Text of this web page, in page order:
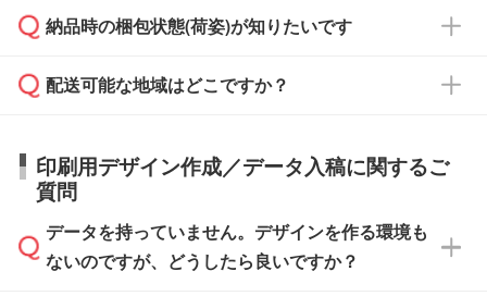
ご希望の際は担当スタッフまでお気軽にご相談
ください。
ご入金確認後、1～2営業日で出荷いたしま
タッフまでお問い合わせください。
ル」に注文予定日をご入力いただくと、おおよ
その締切日や出荷目安をご確認いただけます。
い。
応が可能かご案内いたします。
す。>>対象商品はこちら
※最短出荷日は商品によって異なります。各商
品ページにてご確認ください
ご入金確認後に在庫を確保し、注文確定のご連
はできかねますので予めご了承ください。
納品時の梱包状態(荷姿)が知りたいです
商品によって異なります。各ページにある商品
す。(白箱、化粧箱、ブリスターパックなど)
【袋入り】 商品がひとつずつ袋に入っていま
す。(透明袋、デザイン袋など)
【個包装なし】 個包装がされていない状態で
配送可能な地域はどこですか？
日本全国へお届けが可能です。なお、海外への
直接納品は行っておりませんので予めご了承く
ださい。
印刷用デザイン作成／データ入稿に関するご
質問
データを持っていません。デザインを作る環境も
ないのですが、どうしたら良いですか？